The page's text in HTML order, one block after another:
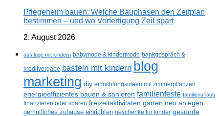
Pflegeheim bauen: Welche Bauphasen den Zeitplan
bestimmen – und wo Vorfertigung Zeit spart
2. August 2026
ausflüge mit kindern babymode & kindermode bankgespräch &
kreditvergabe basteln mit kindern blog
marketing diy einrichtungsideen mit zimmerpflanzen
energieeffizientes bauen & sanieren familienfeste familienurlaub
finanzieren oder sparen freizeitaktivitäten garten neu anlegen
gemütliches zuhause einrichten geschenke für kinder gesunde